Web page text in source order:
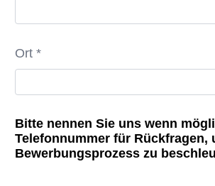
Ort *
Bitte nennen Sie uns wenn
Telefonnummer für Rückfragen,
Bewerbungsprozess zu